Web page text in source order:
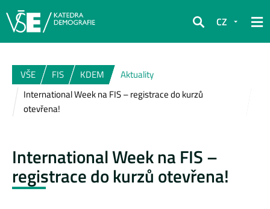
Hledat
CZ
VŠE FIS KDEM
Aktuality
International Week na FIS – registrace do kurzů
otevřena!
International Week na FIS –
registrace do kurzů otevřena!